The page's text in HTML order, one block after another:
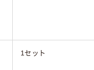
1セット